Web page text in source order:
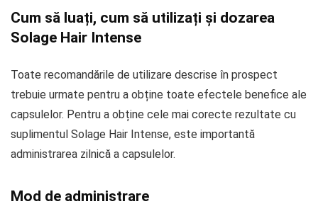
Cum să luați, cum să utilizați și dozarea
Solage Hair Intense
Toate recomandările de utilizare descrise în prospect
trebuie urmate pentru a obține toate efectele benefice ale
capsulelor. Pentru a obține cele mai corecte rezultate cu
suplimentul Solage Hair Intense, este importantă
administrarea zilnică a capsulelor.
Mod de administrare